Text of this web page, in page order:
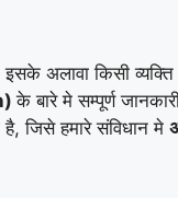
अलावा किसी
के बारे मे सम्पूर्ण
जिसे हमारे संविधान मे